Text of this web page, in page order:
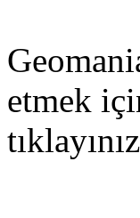
etmek